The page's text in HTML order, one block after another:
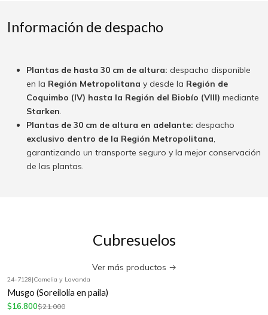
Información de despacho
Plantas de hasta 30 cm de altura: despacho disponible
en la Región Metropolitana y desde la Región de
Coquimbo (IV) hasta la Región del Biobío (VIII) mediante
Starken.
Plantas de 30 cm de altura en adelante: despacho
exclusivo dentro de la Región Metropolitana,
garantizando un transporte seguro y la mejor conservación
de las plantas.
Cubresuelos
Ver más productos
-20%OFF
24-7128|Camelia y Lavanda
Musgo (Soreilolia en paila)
$16.800$21.000